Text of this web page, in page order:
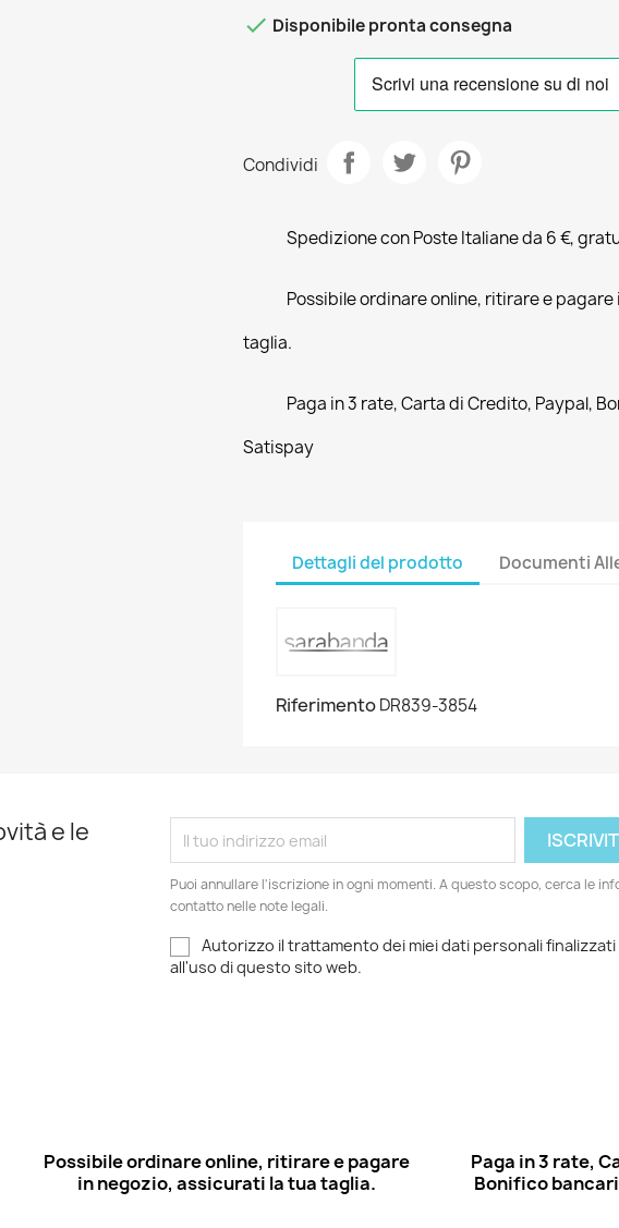
 Disponibile pronta consegna
Condividi
Spedizione con Poste Italiane da 6 €,
Possibile ordinare online, ritirare e
taglia.
Paga in 3 rate, Carta di Credito, Paypal,
Satispay
Dettagli del prodotto Documenti
RiferimentoDR839-3854
e le
Puoi annullare l'iscrizione in ogni momenti. A questo scopo, cerca le
contatto nelle note legali.
Autorizzo il trattamento dei miei dati personali finalizzati
all'uso di questo sito web.
Possibile ordinare online, ritirare e pagare
in negozio, assicurati la tua taglia.
Paga in 3 rate,
Bonifico